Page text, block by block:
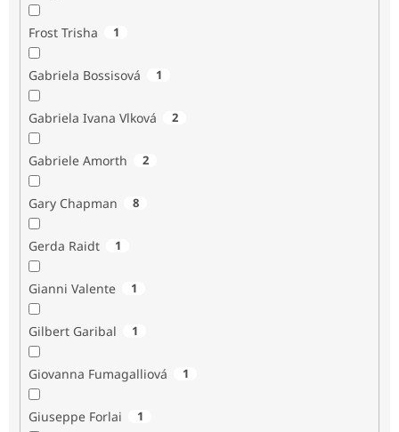
Frost Trisha 1
Gabriela Bossisová 1
Gabriela Ivana Vlková 2
Gabriele Amorth 2
Gary Chapman 8
Gerda Raidt 1
Gianni Valente 1
Gilbert Garibal 1
Giovanna Fumagalliová 1
Giuseppe Forlai 1